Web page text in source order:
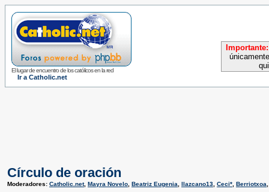
El lugar de encuentro de los católicos en la red
Ir a Catholic.net
Importante:
Círculo de oración
Moderadores: Catholic.net, Mayra Novelo Beatriz Eugenia llazcano13 Ceci* Berriotxoa